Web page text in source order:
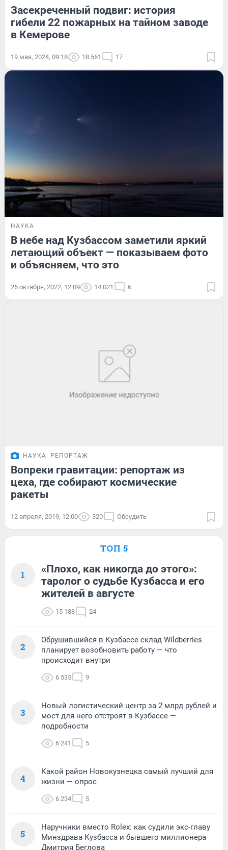
Засекреченный подвиг: история
гибели 22 пожарных на тайном заводе
в Кемерове
19 мая, 2024, 09:18 18 561 17
НАУКА
В небе над Кузбассом заметили яркий
летающий объект — показываем фото
и объясняем, что это
26 октября, 2022, 12:09 14 021 6
НАУКА РЕПОРТАЖ
Вопреки гравитации: репортаж из
цеха, где собирают космические
ракеты
12 апреля, 2019, 12:00 320 Обсудить
ТОП 5
1
«Плохо, как никогда до этого»:
таролог о судьбе Кузбасса и его
жителей в августе
15 188 24
2
Обрушившийся в Кузбассе склад Wildberries
планирует возобновить работу — что
происходит внутри
6 535 9
3
Новый логистический центр за 2 млрд рублей и
мост для него отстроят в Кузбассе —
подробности
6 241 5
4
Какой район Новокузнецка самый лучший для
жизни — опрос
6 234 5
5
Наручники вместо Rolex: как судили экс-главу
Минздрава Кузбасса и бывшего миллионера
Дмитрия Беглова